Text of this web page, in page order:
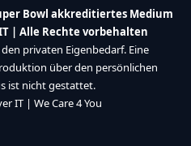
Bowl akkreditiertes Medium
| Alle Rechte vorbehalten
privaten Eigenbedarf. Eine
über den persönlichen
ist nicht gestattet.
IT | We Care 4 You